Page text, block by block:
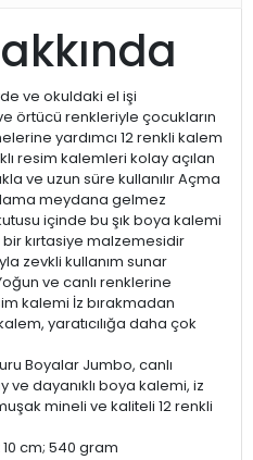
ve okuldaki el işi
örtücü renkleriyle çocukların
yardımcı 12 renkli kalem
resim kalemleri kolay açılan
ve uzun süre kullanılır Açma
meydana gelmez
içinde bu şık boya kalemi
kırtasiye malzemesidir
zevkli kullanım sunar
ve canlı renklerine
kalemi İz bırakmadan
yaratıcılığa daha çok
Boyalar Jumbo, canlı
ve dayanıklı boya kalemi, iz
mineli ve kaliteli 12 renkli
10 cm; 540 gram